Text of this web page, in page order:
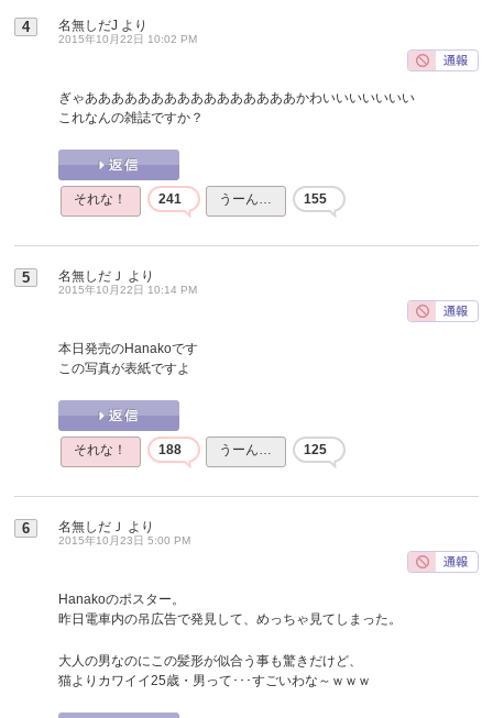
4 名無しだJ より
2015年10月22日 10:02 PM
ぎゃああああああああああああああああかわいいいいいいい
これなんの雑誌ですか？
それな！ 241 うーん… 155
5 名無しだＪ より
2015年10月22日 10:14 PM
本日発売のHanakoです
この写真が表紙ですよ
それな！ 188 うーん… 125
6 名無しだＪ より
2015年10月23日 5:00 PM
Hanakoのポスター。
昨日電車内の吊広告で発見して、めっちゃ見てしまった。
大人の男なのにこの髪形が似合う事も驚きだけど、
猫よりカワイイ25歳・男って･･･すごいわな～ｗｗｗ